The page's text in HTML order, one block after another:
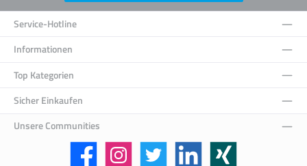
Service-Hotline
Informationen
Top Kategorien
Sicher Einkaufen
Unsere Communities
Facebook Instagram Twitter LinkedIn Xing